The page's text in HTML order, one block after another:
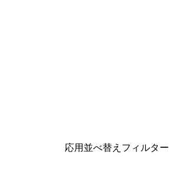
応用並べ替えフィルター